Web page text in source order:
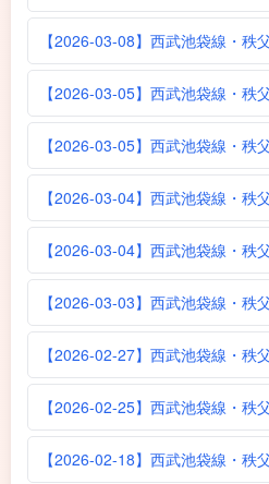
【2026-03-08】西武池袋線・秩
【2026-03-05】西武池袋線・秩
【2026-03-05】西武池袋線・秩
【2026-03-04】西武池袋線・秩
【2026-03-04】西武池袋線・秩
【2026-03-03】西武池袋線・秩
【2026-02-27】西武池袋線・秩
【2026-02-25】西武池袋線・秩
【2026-02-18】西武池袋線・秩